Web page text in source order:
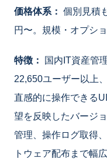
価格体系： 個別見積
円〜。規模・オプシ
特徴：
国内IT資産管
22,650ユーザー以上
直感的に操作できる
望を反映したバージ
管理、操作ログ取得
トウェア配布まで幅